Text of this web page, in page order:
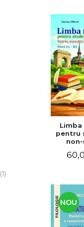
(1)
Limba
pentru
Teorie,
teste.
NOU